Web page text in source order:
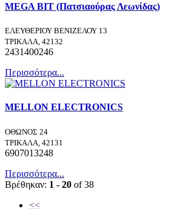
MEGA BIT (Πατσιαούρας Λεωνίδας)
ΕΛΕΥΘΕΡΙΟΥ ΒΕΝΙΖΕΛΟΥ 13
ΤΡΙΚΑΛΑ, 42132
2431400246
Περισσότερα...
MELLON ELECTRONICS
ΟΘΩΝΟΣ 24
ΤΡΙΚΑΛΑ, 42131
6907013248
Περισσότερα...
Βρέθηκαν: 1 - 20 of 38
<<